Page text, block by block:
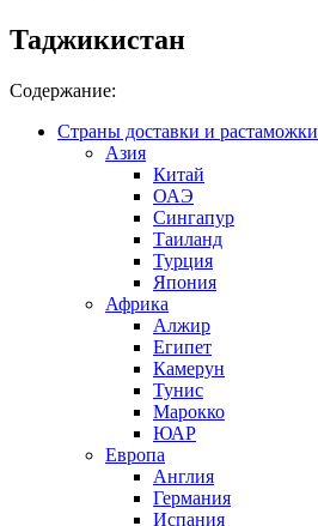
Таджикистан
Содержание:
Страны доставки и растаможки
Азия
Китай
ОАЭ
Сингапур
Таиланд
Турция
Япония
Африка
Алжир
Египет
Камерун
Тунис
Марокко
ЮАР
Европа
Англия
Германия
Испания